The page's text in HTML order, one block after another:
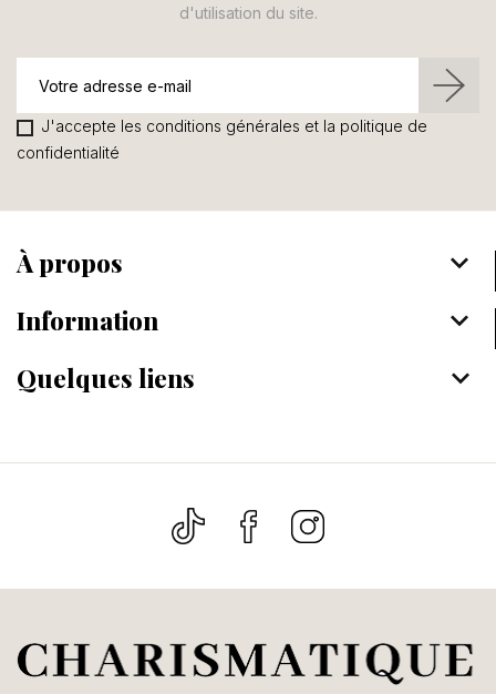
d'utilisation du site.
J'accepte les conditions générales et la politique de
confidentialité
À propos keyboard_arrow_down
Information keyboard_arrow_down
Quelques liens keyboard_arrow_down